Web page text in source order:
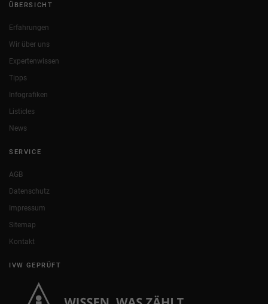
ÜBERSICHT
Erfahrungen
Wir über uns
Expertenwissen
Tipps
Infografiken
Listicles
News
SERVICE
AGB
Datenschutz
Impressum
Sitemap
Kontakt
IVW GEPRÜFT